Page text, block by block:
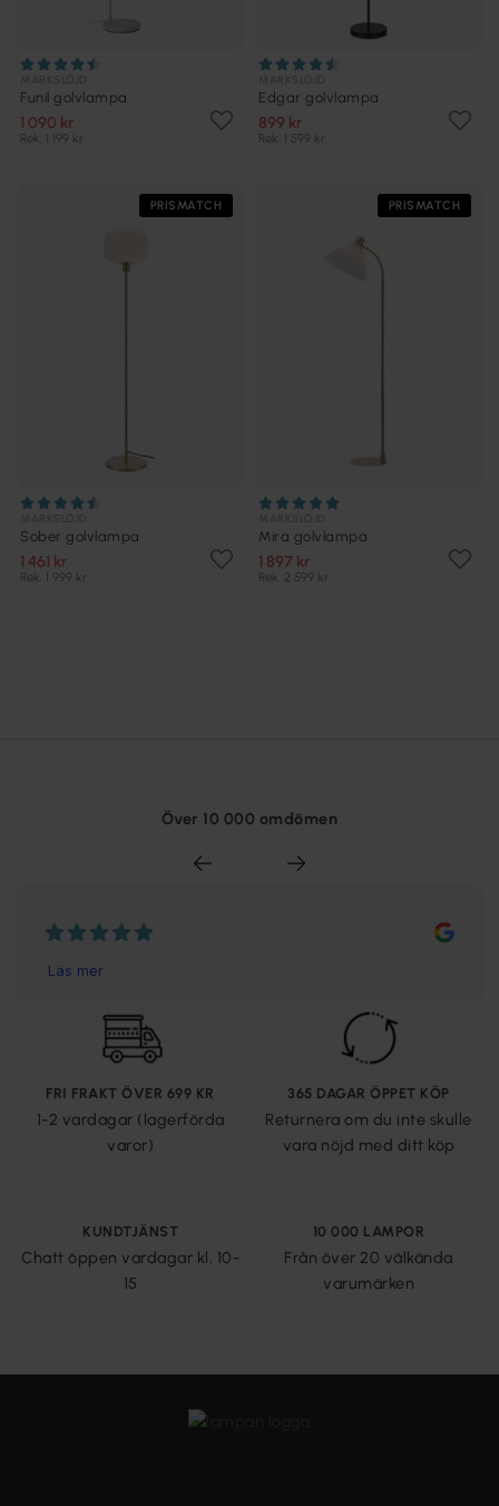
Funil golvlampa
1 090 kr
Rek. 1 199 kr
Edgar golvlampa
899 kr
Rek. 1 599 kr
PRISMATCH
Sober golvlampa
1 461 kr
Rek. 1 999 kr
PRISMATCH
Mira golvlampa
1 897 kr
Rek. 2 599 kr
Över 10 000 omdömen
FRI FRAKT ÖVER 699 KR
1-2 vardagar (lagerförda
varor)
365 DAGAR ÖPPET KÖP
Returnera om du inte skulle
vara nöjd med ditt köp
KUNDTJÄNST
Chatt öppen vardagar kl. 10-
15
10 000 LAMPOR
Från över 20 välkända
varumärken